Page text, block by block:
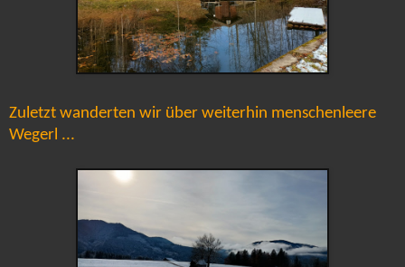
Zuletzt wanderten wir über weiterhin menschenleere
Wegerl ...